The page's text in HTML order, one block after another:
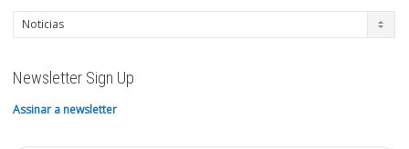
Categorias
Newsletter Sign Up
Assinar a newsletter